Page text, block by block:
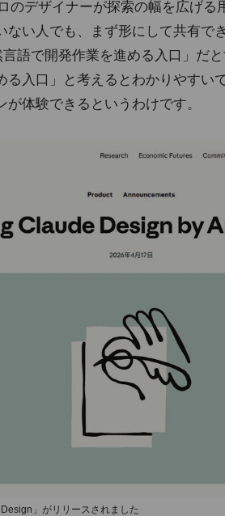
のデザイナーが探索の幅を広げる
ない人でも、まず形にして共有で
語で開発作業を進める入口」だ
る入口」と考えるとわかりやすい
体験できるというわけです。
」がリリースされました